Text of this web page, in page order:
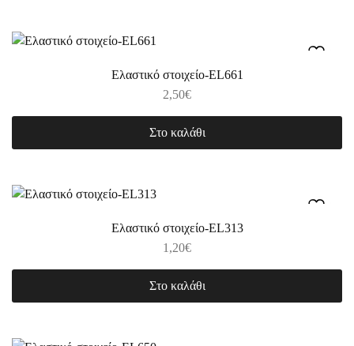
Ελαστικό στοιχείο-EL661
2,50€
Στο καλάθι
Ελαστικό στοιχείο-EL313
1,20€
Στο καλάθι